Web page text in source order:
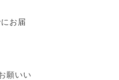
お届
願いい